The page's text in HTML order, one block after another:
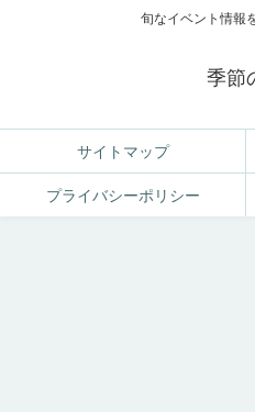
旬なイベント情報
季節
サイトマップ
プライバシーポリシー